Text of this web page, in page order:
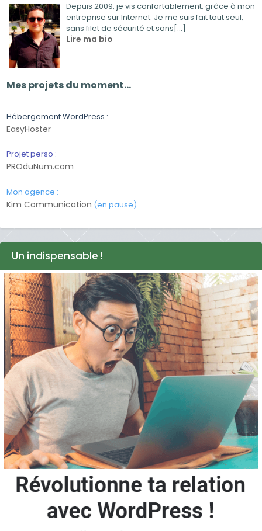
Depuis 2009, je vis confortablement, grâce à mon
entreprise sur Internet. Je me suis fait tout seul,
sans filet de sécurité et sans[...]
Lire ma bio
Mes projets du moment…
Hébergement WordPress :
EasyHoster
Projet perso :
PROduNum.com
Mon agence :
Kim Communication (en pause)
Un indispensable !